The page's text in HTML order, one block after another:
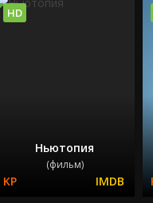
Ньютопия
(фильм)
HD